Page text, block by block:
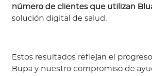
número de clientes que utilizan
solución digital de salud.
Estos resultados reflejan el
Bupa y nuestro compromiso de